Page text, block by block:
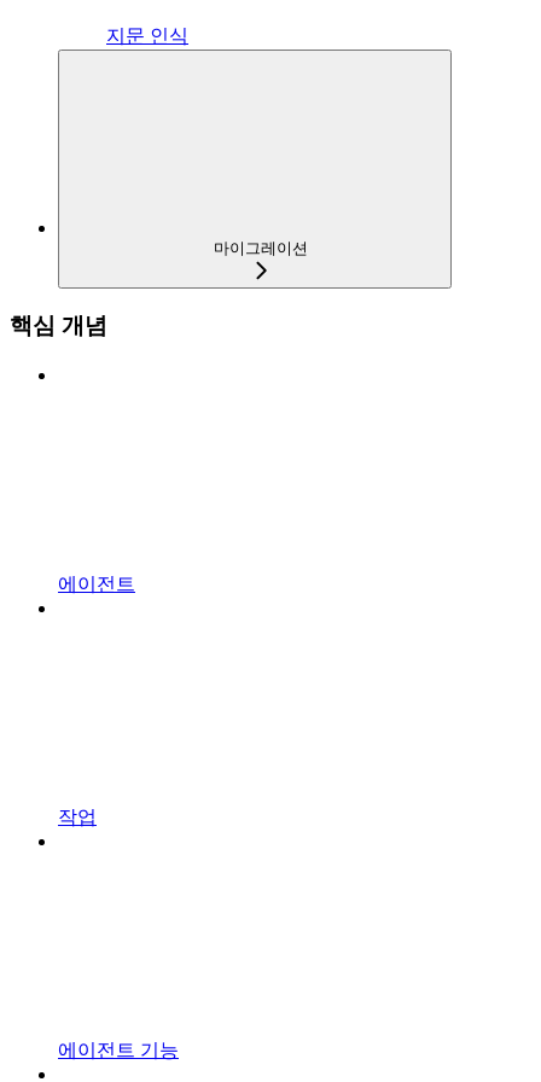
지문 인식
마이그레이션
핵심 개념
에이전트
작업
에이전트 기능